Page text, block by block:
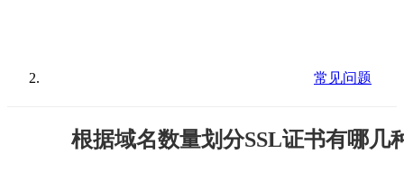
常见问题
根据域名数量划分SSL证书有哪几